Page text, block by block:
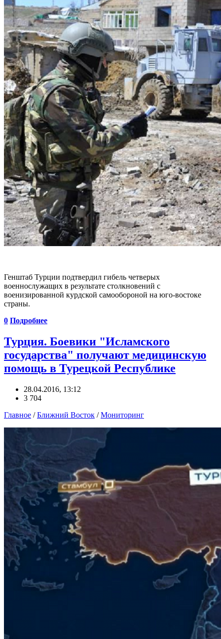
Генштаб Турции подтвердил гибель четверых
военнослужащих в результате столкновений с
военизированной курдской самообороной на юго-востоке
страны.
0 Подробнее
Турция. Боевики "Исламского
государства" получают медицинскую
помощь в Турецкой Республике
28.04.2016, 13:12
3 704
Главное /Ближний Восток /Мониторинг